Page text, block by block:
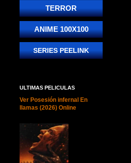
TERROR
ANIME 100X100
SERIES PEELINK
ULTIMAS PELICULAS
Ver Posesión infernal En
llamas (2026) Online